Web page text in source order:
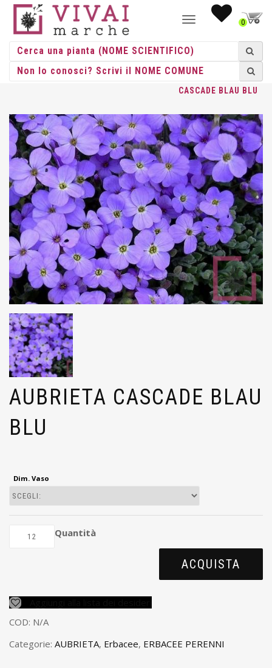
NAVIGAZIONE0
HOME / ERBACEE/ERBACEE PERENNI /AUBRIETA / AUBRIETA
CASCADE BLAU BLU
AUBRIETA CASCADE BLAU
BLU
Dim. Vaso
Quantità
ACQUISTA
COD: N/A
Categorie: AUBRIETA, Erbacee, ERBACEE PERENNI